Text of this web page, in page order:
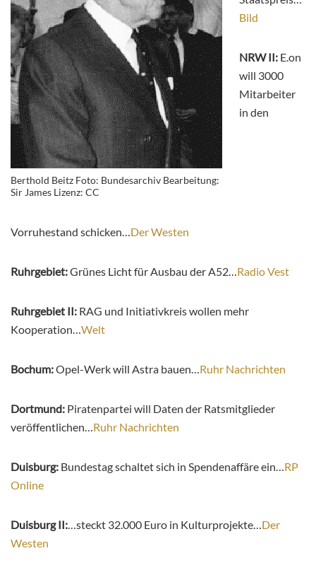
Berthold Beitz Foto: Bundesarchiv Bearbeitung:
Sir James Lizenz: CC
Bild
NRW II: E.on
will 3000
Mitarbeiter
in den
Vorruhestand schicken…Der Westen
Ruhrgebiet:Grünes Licht für Ausbau der A52…Radio Vest
Ruhrgebiet II: RAG und Initiativkreis wollen mehr
Kooperation…Welt
Bochum:Opel-Werk will Astra bauen…Ruhr Nachrichten
Dortmund: Piratenpartei will Daten der Ratsmitglieder
veröffentlichen…Ruhr Nachrichten
Duisburg: Bundestag schaltet sich in Spendenaffäre ein…RP
Online
Duisburg II:…steckt 32.000 Euro in Kulturprojekte…Der
Westen